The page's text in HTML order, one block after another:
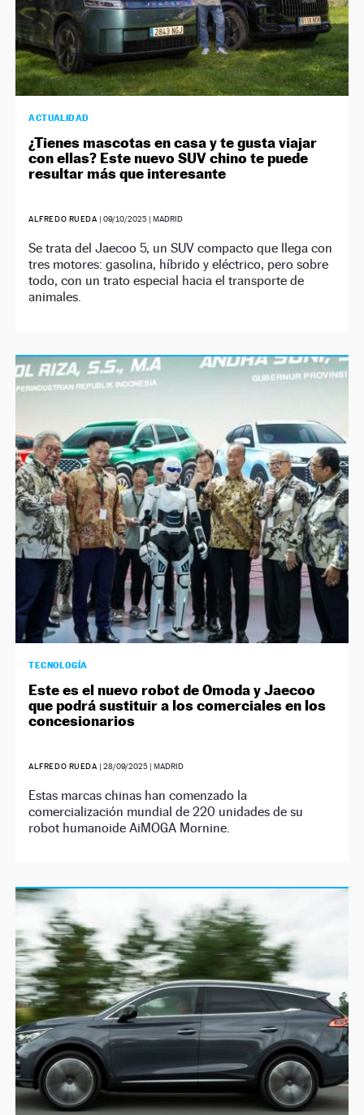
ACTUALIDAD
¿Tienes mascotas en casa y te gusta viajar
con ellas? Este nuevo SUV chino te puede
resultar más que interesante
ALFREDO RUEDA |09/10/2025 | MADRID
Se trata del Jaecoo 5, un SUV compacto que llega con
tres motores: gasolina, híbrido y eléctrico, pero sobre
todo, con un trato especial hacia el transporte de
animales.
TECNOLOGÍA
Este es el nuevo robot de Omoda y Jaecoo
que podrá sustituir a los comerciales en los
concesionarios
ALFREDO RUEDA |28/09/2025 | MADRID
Estas marcas chinas han comenzado la
comercialización mundial de 220 unidades de su
robot humanoide AiMOGA Mornine.